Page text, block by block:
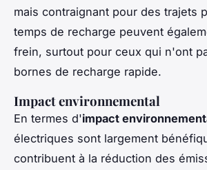
mais contraignant pour des trajets
temps de recharge peuvent
frein, surtout pour ceux qui n'ont
bornes de recharge rapide.
Impact environnemental
En termes d'impact
électriques sont largement
contribuent à la réduction des